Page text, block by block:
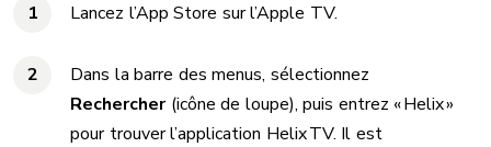
Lancez l’App Store sur l’Apple TV.
Dans la barre des menus, sélectionnez
Rechercher(icône de loupe), puis entrez « Helix »
pour trouver l’application Helix TV. Il est